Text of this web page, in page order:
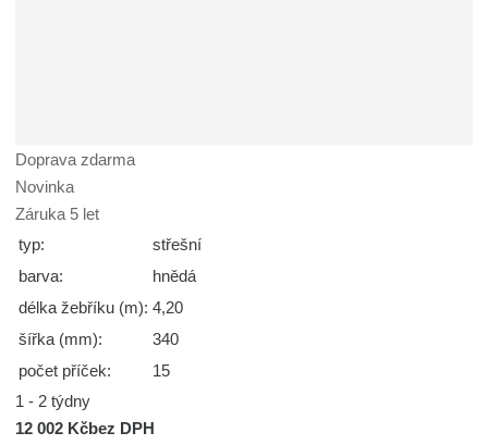
Doprava zdarma
Novinka
Záruka 5 let
typ:
střešní
barva:
hnědá
délka žebříku (m): 4,20
šířka (mm):
340
počet příček:
15
1 - 2 týdny
12 002 Kčbez DPH